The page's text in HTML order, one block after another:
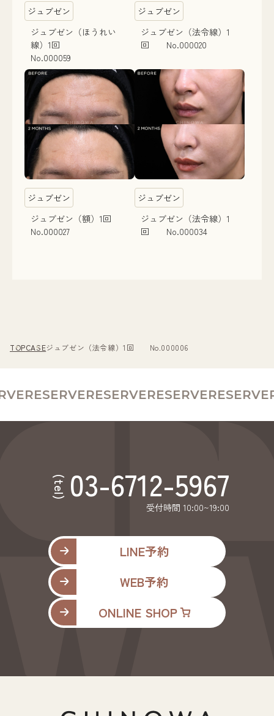
ジュブゼン
ジュブゼン（ほうれい
線）1回
No.000059
ジュブゼン
ジュブゼン（法令線）1
回 No.000020
ジュブゼン
ジュブゼン（額）1回
No.000027
ジュブゼン
ジュブゼン（法令線）1
回 No.000034
TOPCASEジュブゼン（法令線）1回 No.000006
RESERVERESERVERESERVERESERVE
(tel) 03-6712-5967
受付時間 10:00~19:00
LINE予約
WEB予約
ONLINE SHOP